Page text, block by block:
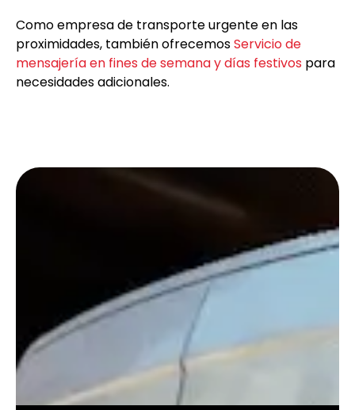
Como empresa de transporte urgente en las
proximidades, también ofrecemosServicio de
mensajería en fines de semana y días festivos para
necesidades adicionales.